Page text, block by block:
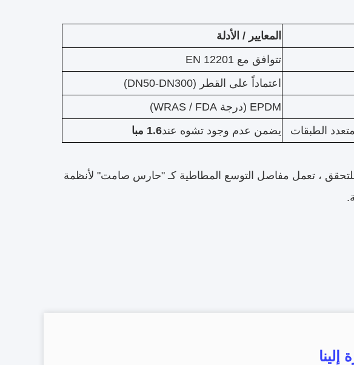
المعايير / الأدلة
تتوافق مع EN 12201
اعتماداً على القطر (DN50-DN300)
EPDM (درجة WRAS / FDA)
متعدد الطبقات يضمن عدم وجود تشوه عند1.6 مبا
للتحقق ، تعمل مفاصل التوسع المطاطية كـ "حارس صامت" لأنظمة